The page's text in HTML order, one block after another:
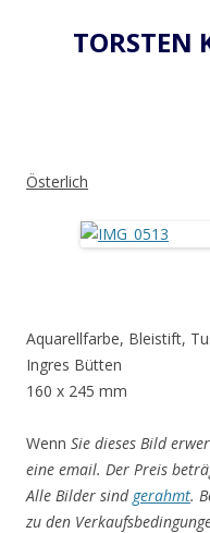
TORSTEN
Österlich
Aquarellfarbe, Bleistift,
Ingres Bütten
160 x 245 mm
Wenn Sie dieses Bild
eine email. Der Preis
Alle Bilder sind gerahmt.
zu den